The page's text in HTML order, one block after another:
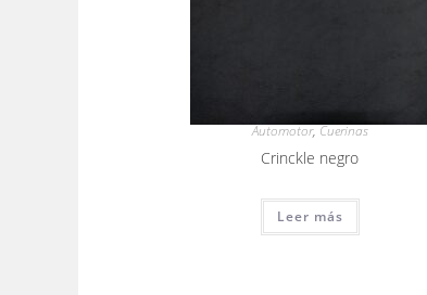
Automotor,Cuerinas
Crinckle negro
Leer más